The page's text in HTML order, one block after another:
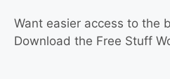
Want easier access to the
Download the Free Stuff